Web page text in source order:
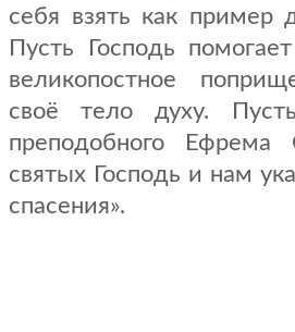
себя взять как пример
Пусть Господь
великопостное
своё тело духу.
преподобного
святых Господь и нам
спасения».